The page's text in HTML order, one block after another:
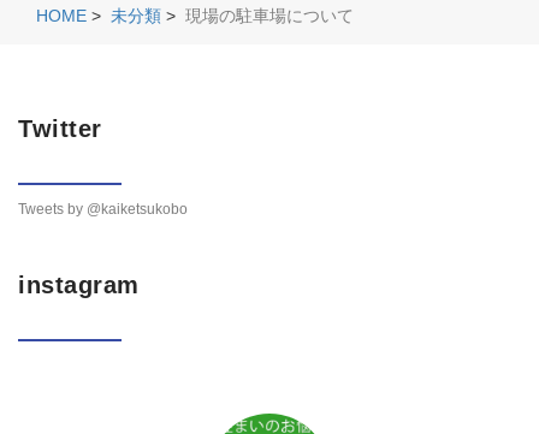
HOME > 未分類 > 現場の駐車場について
Twitter
Tweets by @kaiketsukobo
instagram